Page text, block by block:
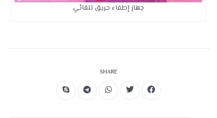
جهاز إطفاء حريق تلقائي
SHARE